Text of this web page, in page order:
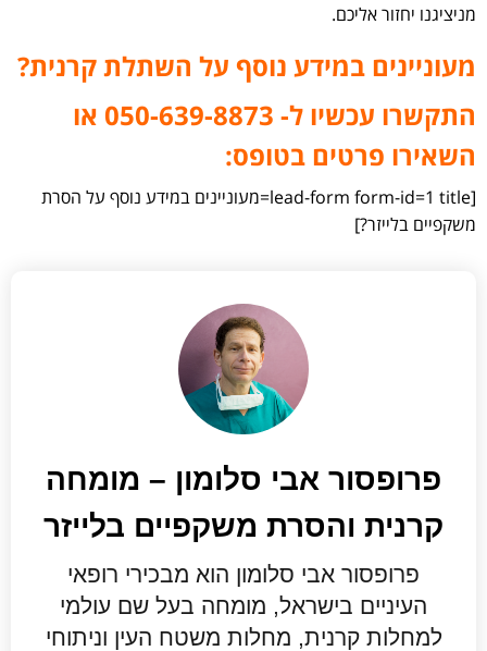
מניציגנו יחזור אליכם.
מעוניינים במידע נוסף על השתלת קרנית?
התקשרו עכשיו ל- 050-639-8873⁩ או
השאירו פרטים בטופס:
[lead-form form-id=1 title=מעוניינים במידע נוסף על הסרת
משקפיים בלייזר?]
פרופסור אבי סלומון – מומחה
קרנית והסרת משקפיים בלייזר
פרופסור אבי סלומון הוא מבכירי רופאי
העיניים בישראל, מומחה בעל שם עולמי
למחלות קרנית, מחלות משטח העין וניתוחי